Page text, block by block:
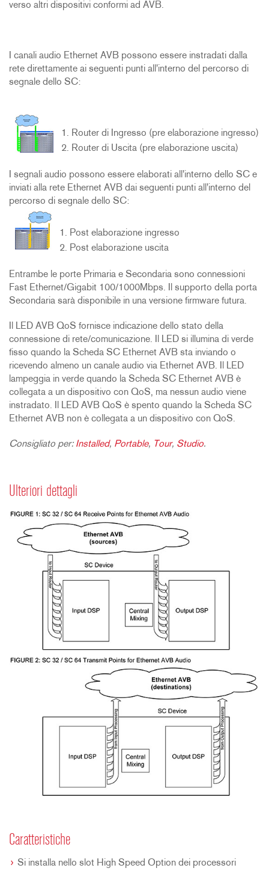
verso altri dispositivi conformi ad AVB.
I canali audio Ethernet AVB possono essere instradati dalla
rete direttamente ai seguenti punti all'interno del percorso di
segnale dello SC:
Router di Ingresso (pre elaborazione ingresso)
Router di Uscita (pre elaborazione uscita)
I segnali audio possono essere elaborati all'interno dello SC e
inviati alla rete Ethernet AVB dai seguenti punti all'interno del
percorso di segnale dello SC:
Post elaborazione ingresso
Post elaborazione uscita
Entrambe le porte Primaria e Secondaria sono connessioni
Fast Ethernet/Gigabit 100/1000Mbps. Il supporto della porta
Secondaria sarà disponibile in una versione firmware futura.
Il LED AVB QoS fornisce indicazione dello stato della
connessione di rete/comunicazione. Il LED si illumina di verde
fisso quando la Scheda SC Ethernet AVB sta inviando o
ricevendo almeno un canale audio via Ethernet AVB. Il LED
lampeggia in verde quando la Scheda SC Ethernet AVB è
collegata a un dispositivo con QoS, ma nessun audio viene
instradato. Il LED AVB QoS è spento quando la Scheda SC
Ethernet AVB non è collegata a un dispositivo con QoS.
Consigliato per: Installed, Portable, Tour, Studio.
Ulteriori dettagli
Caratteristiche
Si installa nello slot High Speed Option dei processori